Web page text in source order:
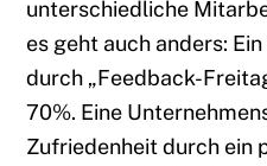
unterschiedliche
es geht auch anders:
durch „Feedback-
70%. Eine
Zufriedenheit durch ein